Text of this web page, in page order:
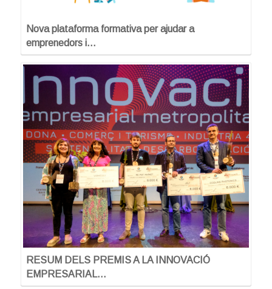
Nova plataforma formativa per ajudar a
emprenedors i…
RESUM DELS PREMIS A LA INNOVACIÓ
EMPRESARIAL…